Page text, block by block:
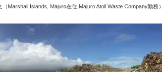
Marshall Islands, Majuro在住,Majuro Atoll Waste Company勤務）